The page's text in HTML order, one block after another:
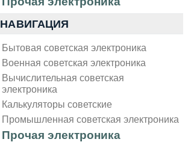
НАВИГАЦИЯ
Бытовая советская электроника
Военная советская электроника
Вычислительная советская
электроника
Калькуляторы советские
Промышленная советская электроника
Прочая электроника